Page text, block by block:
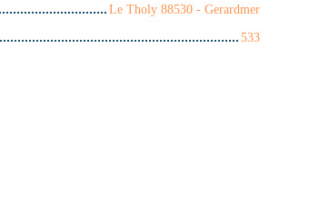
Le Tholy 88530 - Gerardmer
533